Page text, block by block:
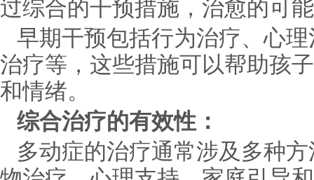
过综合的干预措施，治愈的可
早期干预包括行为治疗、心
治疗等，这些措施可以帮助孩
和情绪。
综合治疗的有效性：
多动症的治疗通常涉及多种